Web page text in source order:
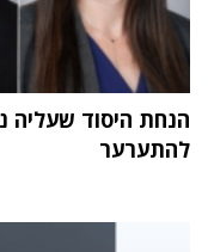
הנחת היסוד שעליה
להתערער